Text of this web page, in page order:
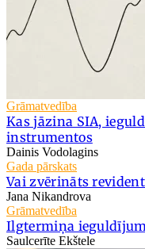
Grāmatvedība
Kas jāzina SIA,
instrumentos
Dainis Vodolagins
Gada pārskats
Vai zvērināts
Jana Nikandrova
Grāmatvedība
Ilgtermiņa
Saulcerīte Ekštele